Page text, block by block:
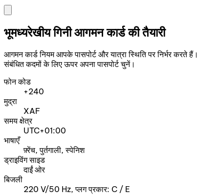
भूमध्यरेखीय गिनी आगमन कार्ड की तैयारी
आगमन कार्ड नियम आपके पासपोर्ट और यात्रा स्थिति पर निर्भर करते हैं।
संबंधित कदमों के लिए ऊपर अपना पासपोर्ट चुनें।
फोन कोड
+240
मुद्रा
XAF
समय क्षेत्र
UTC+01:00
भाषाएँ
फ़्रेंच, पुर्तगाली, स्पेनिश
ड्राइविंग साइड
दाईं ओर
बिजली
220 V/50 Hz, प्लग प्रकार: C / E